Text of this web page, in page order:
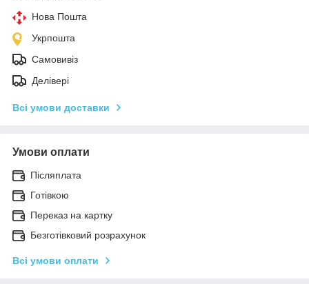
Нова Пошта
Укрпошта
Самовивіз
Делівері
Всі умови доставки
Умови оплати
Післяплата
Готівкою
Переказ на картку
Безготівковий розрахунок
Всі умови оплати